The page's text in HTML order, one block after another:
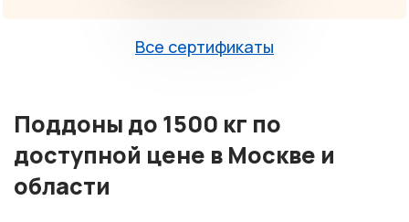
Все сертификаты
Поддоны до 1500 кг по
доступной цене в Москве и
области